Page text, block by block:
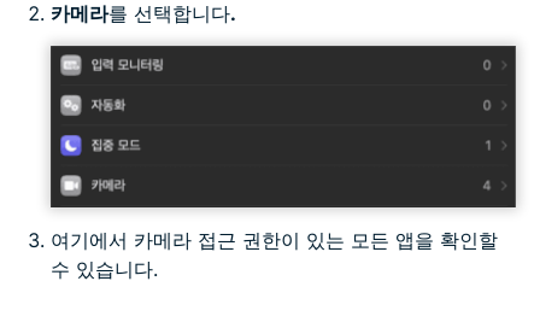
카메라를 선택합니다.
여기에서 카메라 접근 권한이 있는 모든 앱을 확인할
수 있습니다.